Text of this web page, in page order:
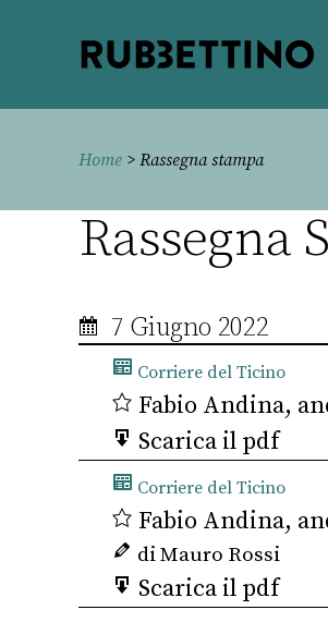
Home > Rassegna stampa
Rassegna
7 Giugno 2022
Corriere del Ticino
Fabio Andina,
Scarica il pdf
Corriere del Ticino
Fabio Andina,
di Mauro Rossi
Scarica il pdf